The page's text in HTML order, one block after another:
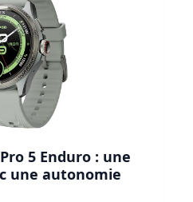
5 Enduro : une
une autonomie